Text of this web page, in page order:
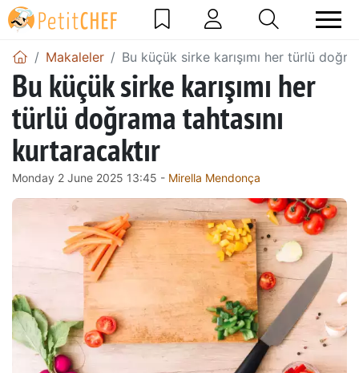
Makaleler Bu küçük sirke karışımı her türlü
Bu küçük sirke karışımı her
türlü doğrama tahtasını
kurtaracaktır
Monday 2 June 2025 13:45 - Mirella Mendonça